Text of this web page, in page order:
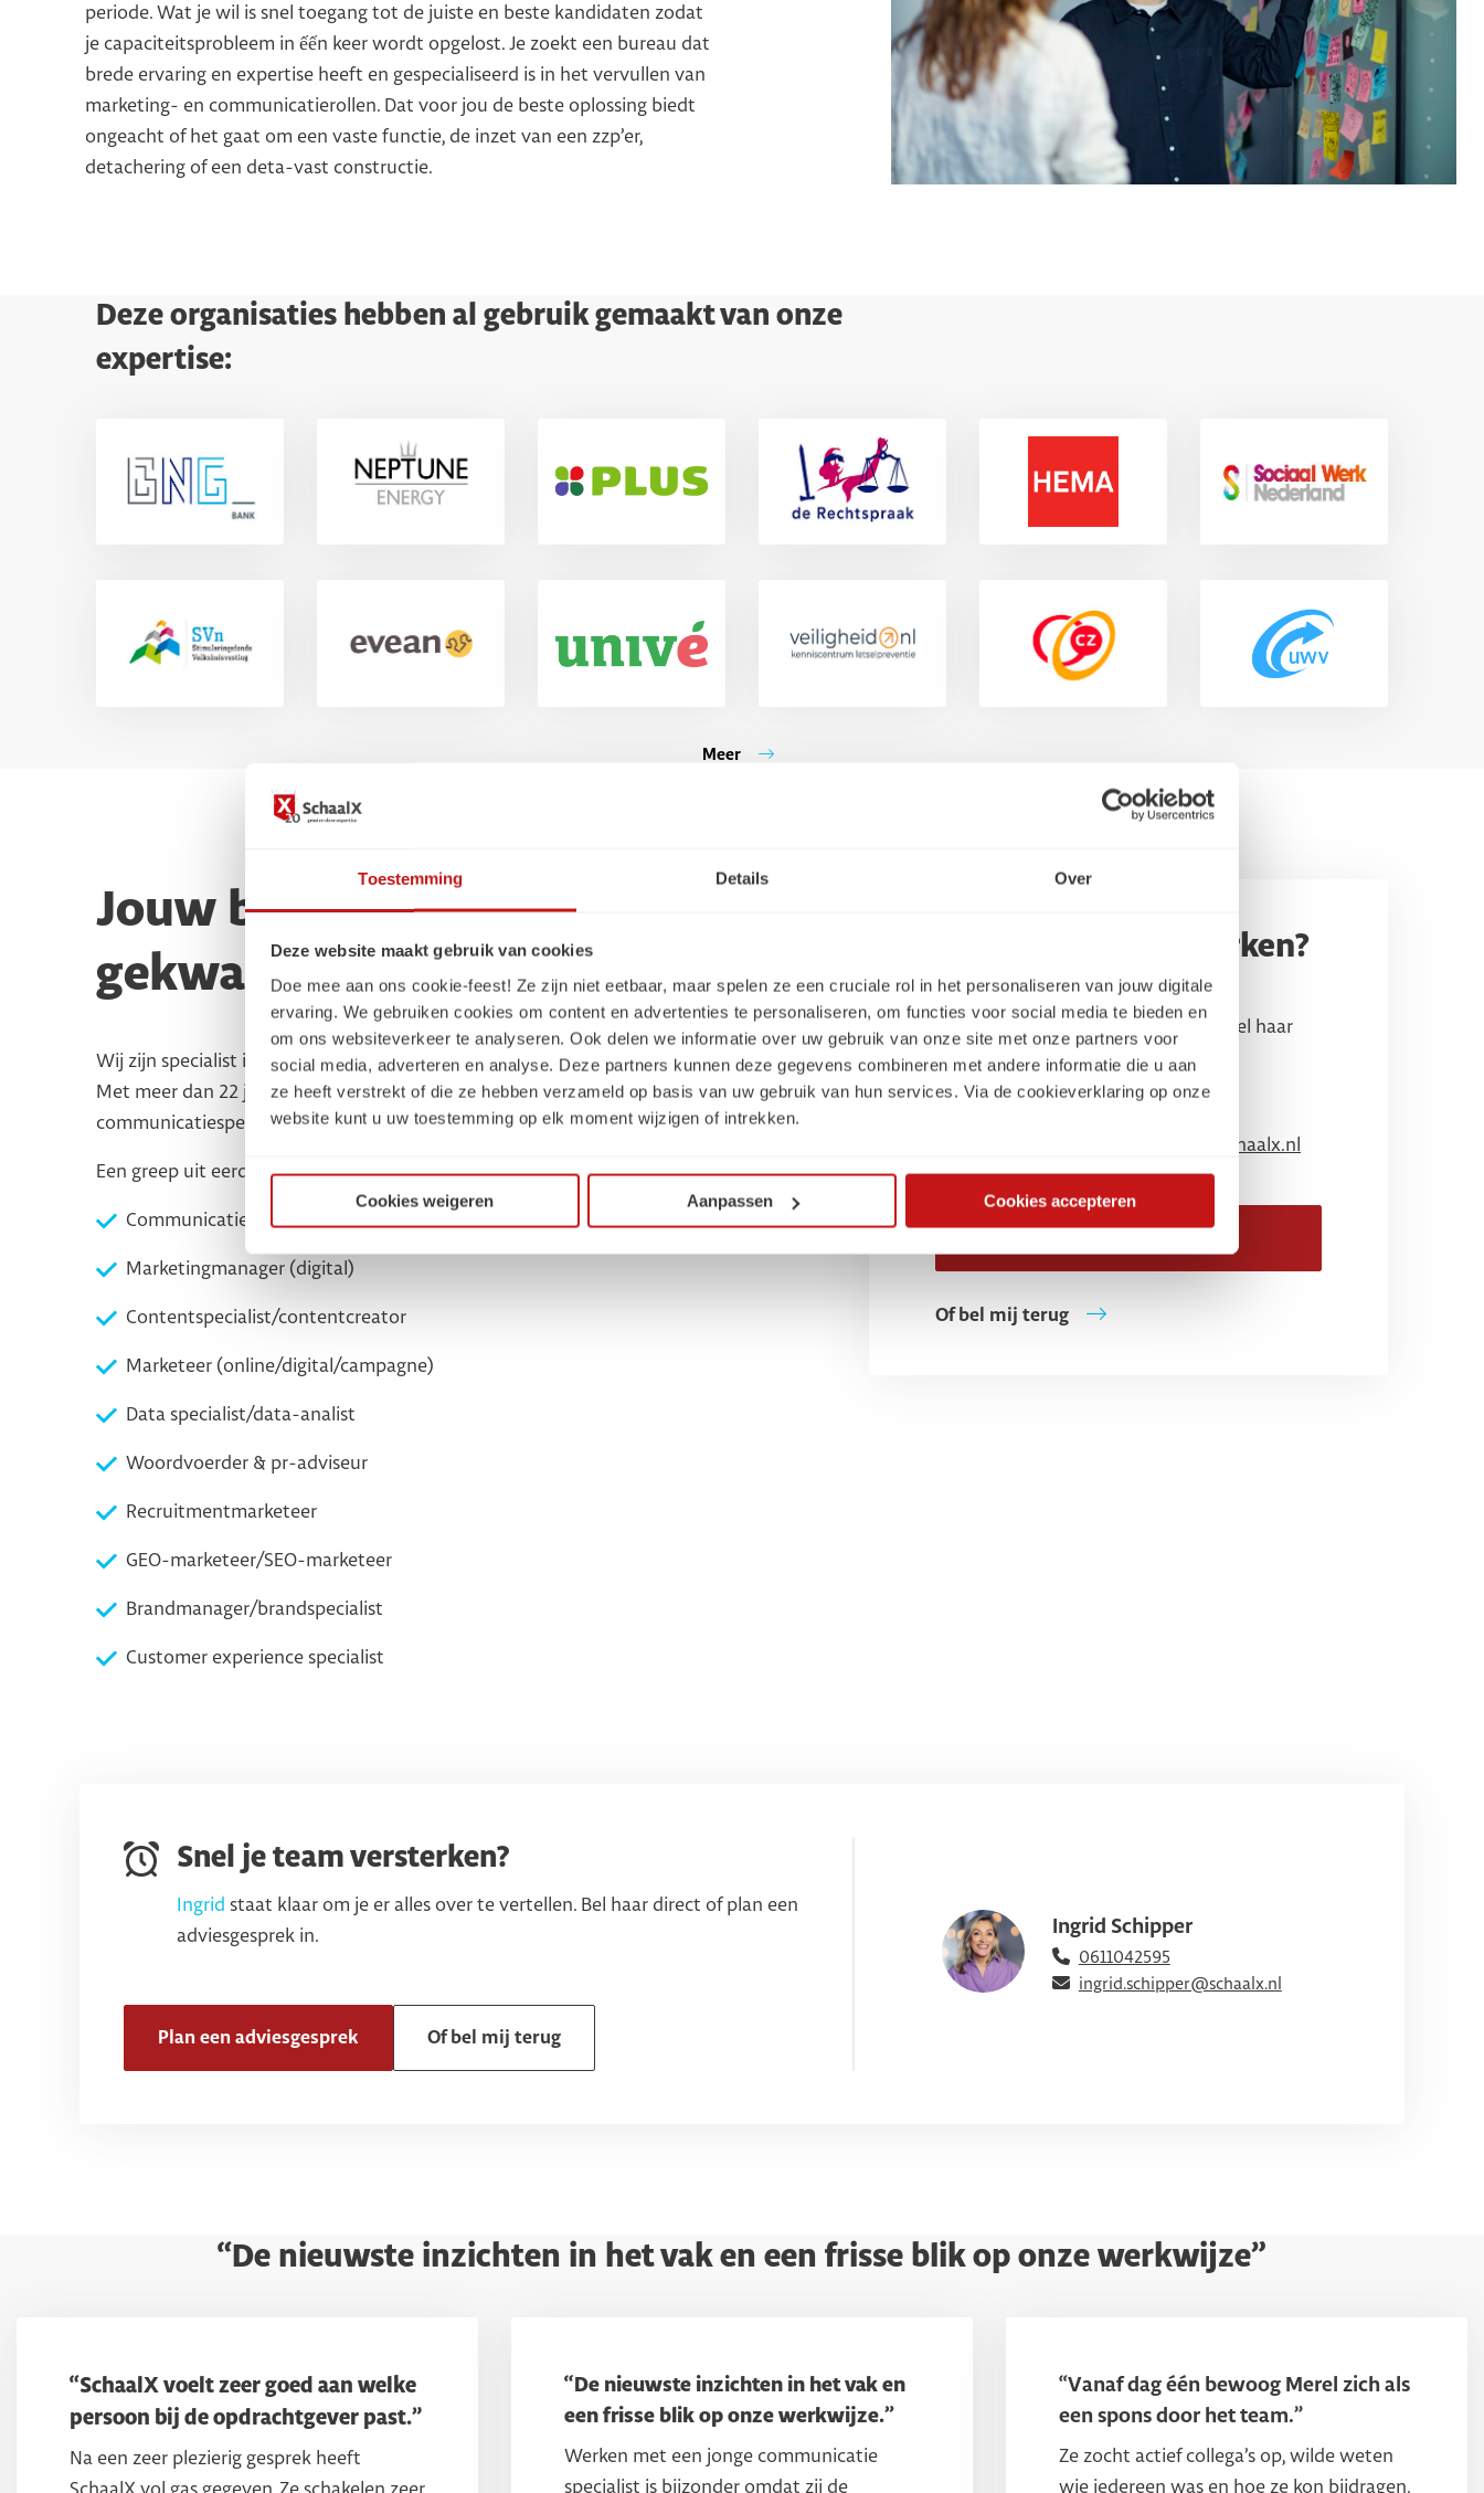
Toestemming Details Over
Deze website maakt gebruik van cookies
Doe mee aan ons cookie-feest! Ze zijn niet eetbaar, maar spelen ze een cruciale rol in het personaliseren van jouw digitale
ervaring. We gebruiken cookies om content en advertenties te personaliseren, om functies voor social media te bieden en
om ons websiteverkeer te analyseren. Ook delen we informatie over uw gebruik van onze site met onze partners voor
social media, adverteren en analyse. Deze partners kunnen deze gegevens combineren met andere informatie die u aan
ze heeft verstrekt of die ze hebben verzameld op basis van uw gebruik van hun services. Via de cookieverklaring op onze
website kunt u uw toestemming op elk moment wijzigen of intrekken.
Cookies weigeren Aanpassen Cookies accepteren
periode. Wat je wil is snel toegang tot de juiste en beste kandidaten zodat
je capaciteitsprobleem in ếến keer wordt opgelost. Je zoekt een bureau dat
brede ervaring en expertise heeft en gespecialiseerd is in het vervullen van
marketing- en communicatierollen. Dat voor jou de beste oplossing biedt
ongeacht of het gaat om een vaste functie, de inzet van een zzp’er,
detachering of een deta-vast constructie.
Deze organisaties hebben al gebruik gemaakt van onze
expertise:
Meer
Jouw bureau voor de best
gekwalificeerde professionals
Wij zijn specialist in de bemiddeling van professionals in marketing en communicatie.
Met meer dan 22 jaar expertise weten wij precies welke marketeer of
communicatiespecialist jouw team nodig heeft.
Een greep uit eerder bemiddelde functies
Communicatieadviseur
Marketingmanager (digital)
Contentspecialist/contentcreator
Marketeer (online/digital/campagne)
Data specialist/data-analist
Woordvoerder & pr-adviseur
Recruitmentmarketeer
GEO-marketeer/SEO-marketeer
Brandmanager/brandspecialist
Customer experience specialist
Snel je team versterken?
Ingridstaat klaar om vrijblijvend je
capaciteitsuitdaging te bespreken. Bel haar
direct of plan een adviesgesprek.
Ingrid Schipper
ingrid.schipper@schaalx.nl
Of bel mij terug
Snel je team versterken?
Ingrid staat klaar om je er alles over te vertellen. Bel haar direct of plan een
adviesgesprek in.
Plan een adviesgesprek Of bel mij terug
Ingrid Schipper
0611042595
ingrid.schipper@schaalx.nl
“De nieuwste inzichten in het vak en een frisse blik op onze werkwijze”
“SchaalX voelt zeer goed aan welke
persoon bij de opdrachtgever past.”
Na een zeer plezierig gesprek heeft
“De nieuwste inzichten in het vak en
een frisse blik op onze werkwijze.”
Werken met een jonge communicatie
specialist is bijzonder omdat zij de
“Vanaf dag één bewoog Merel zich als
een spons door het team.”
Ze zocht actief collega’s op, wilde weten
wie iedereen was en hoe ze kon bijdragen.